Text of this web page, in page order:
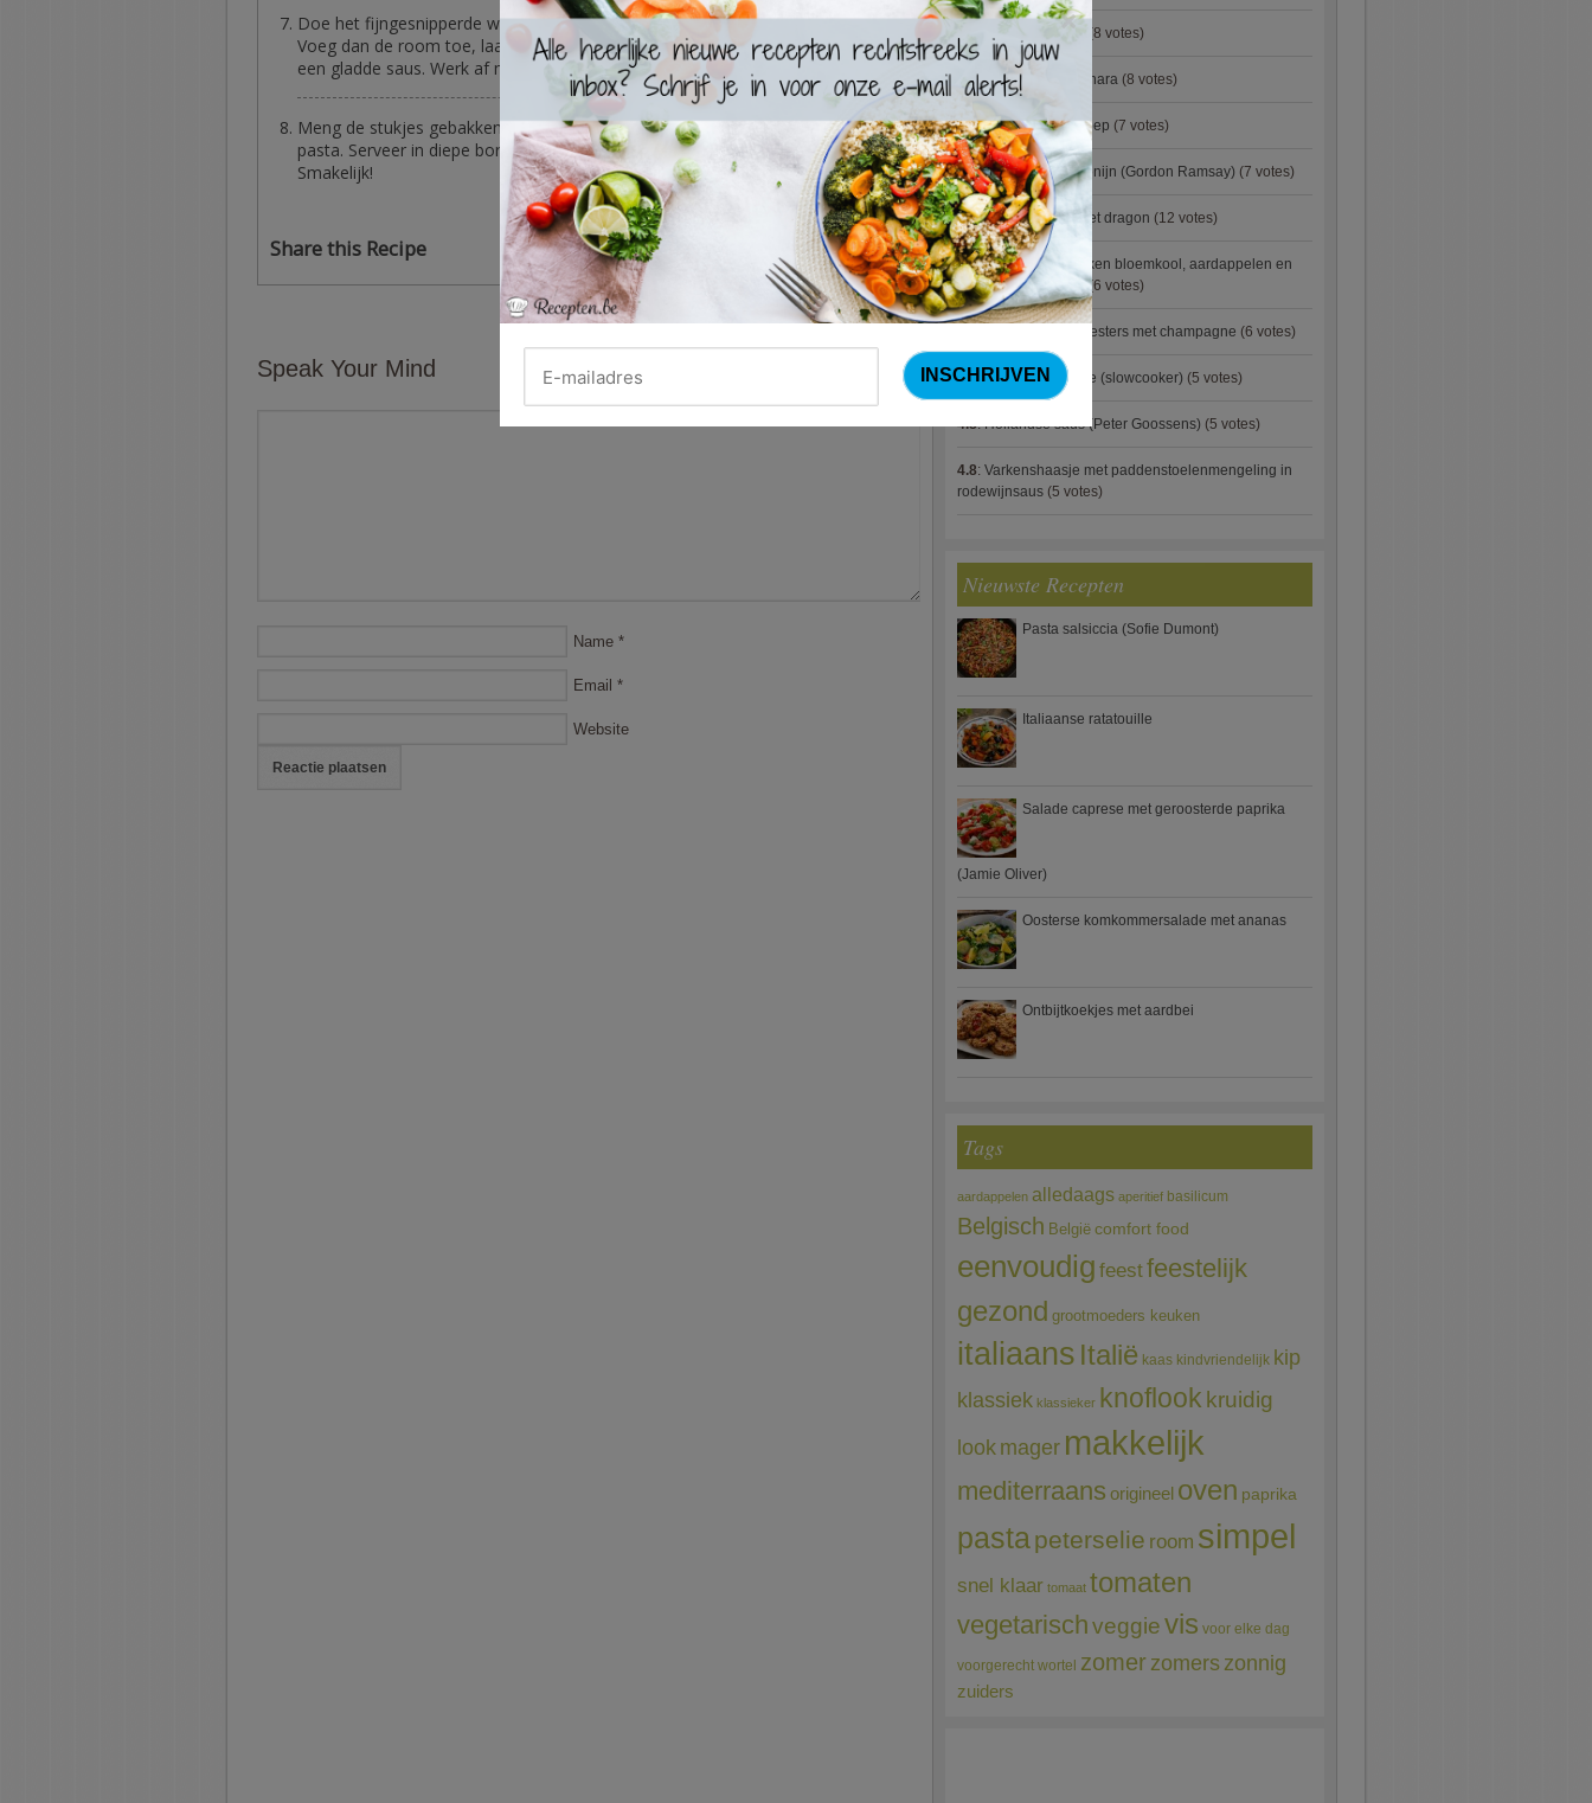
Doe het fijngesnipperde witloof bij de visfond. Laat tot één derde inkoken.
Voeg dan de room toe, laat nog even goed doorkoken en mix dan fijn tot
een gladde saus. Werk af met peper en zout.
Meng de stukjes gebakken pompoen met de spinazie door de gegaarde
pasta. Serveer in diepe borden, vol witloofsaus en bovenop een stukje vis.
Smakelijk!
Share this Recipe
Speak Your Mind
Name *
Email *
Website
(8 votes)
4.9:Courgette carbonara (8 votes)
4.9:Aziatische preisoep (7 votes)
4.9:Fricassee van konijn (Gordon Ramsay) (7 votes)
4.8:Gestoofde kip met dragon (12 votes)
4.8:Zalm met gebakken bloemkool, aardappelen en
spek (Jeroen Meus)(6 votes)
Gegratineerde oesters met champagne (6 votes)
4.8:Linzenbolognese (slowcooker) (5 votes)
4.8:Hollandse saus (Peter Goossens) (5 votes)
4.8: Varkenshaasje met paddenstoelenmengeling in
rodewijnsaus (5 votes)
Nieuwste Recepten
Pasta salsiccia (Sofie Dumont)
Italiaanse ratatouille
Salade caprese met geroosterde paprika
(Jamie Oliver)
Oosterse komkommersalade met ananas
Ontbijtkoekjes met aardbei
Tags
aardappelen alledaags aperitief basilicum
Belgisch België comfort food
eenvoudig feestfeestelijk
gezond grootmoeders keuken
italiaans Italië kaas kindvriendelijk kip
klassiek klassieker knoflook kruidig
look mager makkelijk
mediterraans origineel oven paprika
pastapeterselie room simpel
snel klaar tomaat tomaten
vegetarischveggievis voor elke dag
voorgerecht wortel zomerzomerszonnig
zuiders
×